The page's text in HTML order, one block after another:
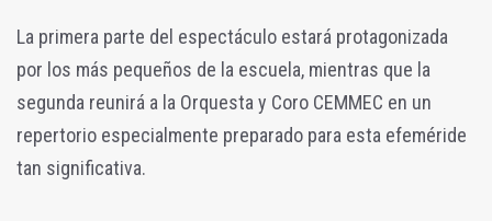
La primera parte del espectáculo estará protagonizada
por los más pequeños de la escuela, mientras que la
segunda reunirá a la Orquesta y Coro CEMMEC en un
repertorio especialmente preparado para esta efeméride
tan significativa.